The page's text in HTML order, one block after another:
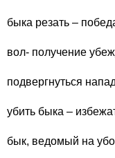
быка резать –
вол- получение
подвергнуться
убить быка –
бык, ведомый на